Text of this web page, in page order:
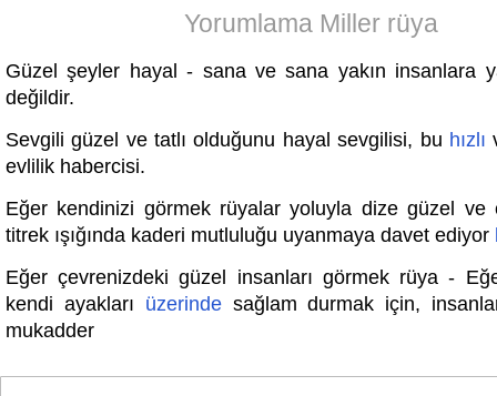
Yorumlama Miller rüya
Güzel şeyler hayal - sana ve sana yakın insanlara
değildir.
Sevgili güzel ve tatlı olduğunu hayal sevgilisi, bu hızlı
evlilik habercisi.
Eğer kendinizi görmek rüyalar yoluyla dize güzel
titrek ışığında kaderi mutluluğu uyanmaya davet ediyor
Eğer çevrenizdeki güzel insanları görmek rüya -
kendi ayakları üzerindesağlam durmak için,
mukadder